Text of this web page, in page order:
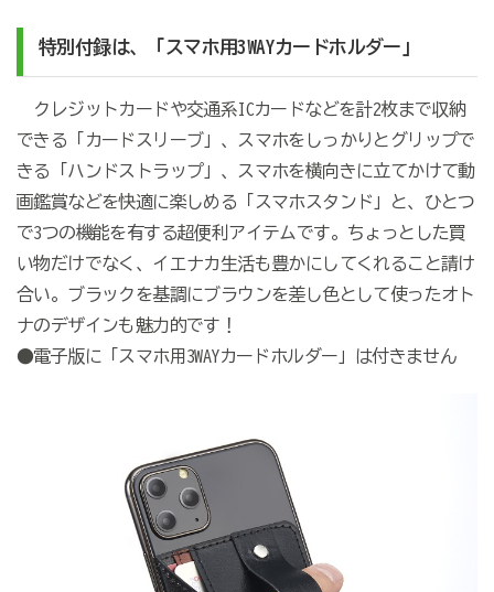
特別付録は、「スマホ用3WAYカードホルダー」
クレジットカードや交通系ICカードなどを計2枚まで収納
できる「カードスリーブ」、スマホをしっかりとグリップで
きる「ハンドストラップ」、スマホを横向きに立てかけて動
画鑑賞などを快適に楽しめる「スマホスタンド」と、ひとつ
で3つの機能を有する超便利アイテムです。ちょっとした買
い物だけでなく、イエナカ生活も豊かにしてくれること請け
合い。ブラックを基調にブラウンを差し色として使ったオト
ナのデザインも魅力的です！
●電子版に「スマホ用3WAYカードホルダー」は付きません